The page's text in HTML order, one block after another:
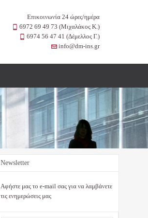
Επικοινωνία 24 ώρες/ημέρα
 6972 69 49 73 (Μιχαλάκος Κ.)
 6974 56 47 41 (Δέμελλος Γ.)
 info@dm-ins.gr
Newsletter
Αφήστε μας το e-mail σας για να λαμβάνετε
τις ενημερώσεις μας